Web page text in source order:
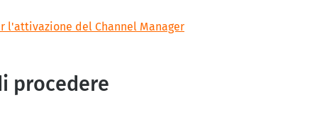
l'attivazione del Channel Manager
procedere